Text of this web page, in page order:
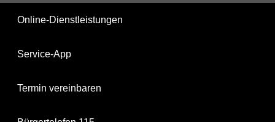
Online-Dienstleistungen
Service-App
Termin vereinbaren